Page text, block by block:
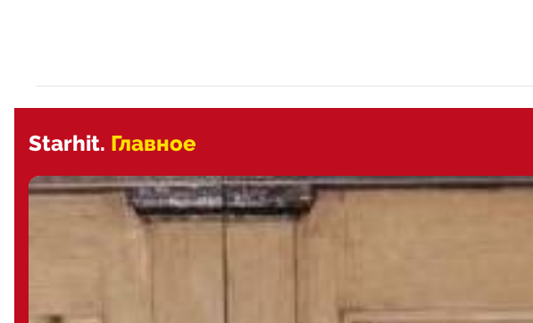
Starhit. Главное